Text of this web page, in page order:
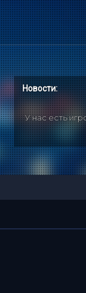
Новости:
У нас есть